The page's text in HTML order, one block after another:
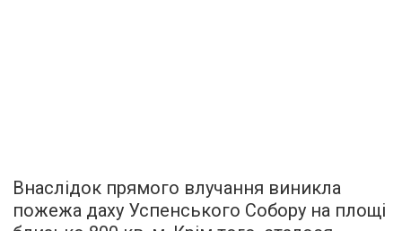
Внаслідок прямого влучання виникла
пожежа даху Успенського Собору на площі